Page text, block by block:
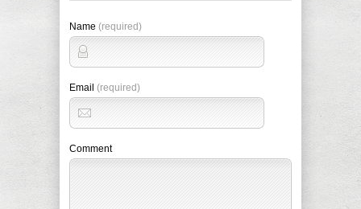
Name (required)
Email (required)
Comment